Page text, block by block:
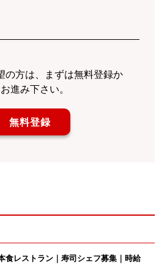
の方は、まずは無料登録か
進み下さい。
無料登録
食レストラン｜寿司シェフ募集｜時給